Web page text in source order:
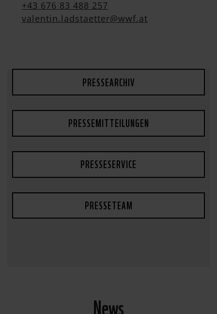
+43 676 83 488 257
valentin.ladstaetter@wwf.at
PRESSEARCHIV
PRESSEMITTEILUNGEN
PRESSESERVICE
PRESSETEAM
News